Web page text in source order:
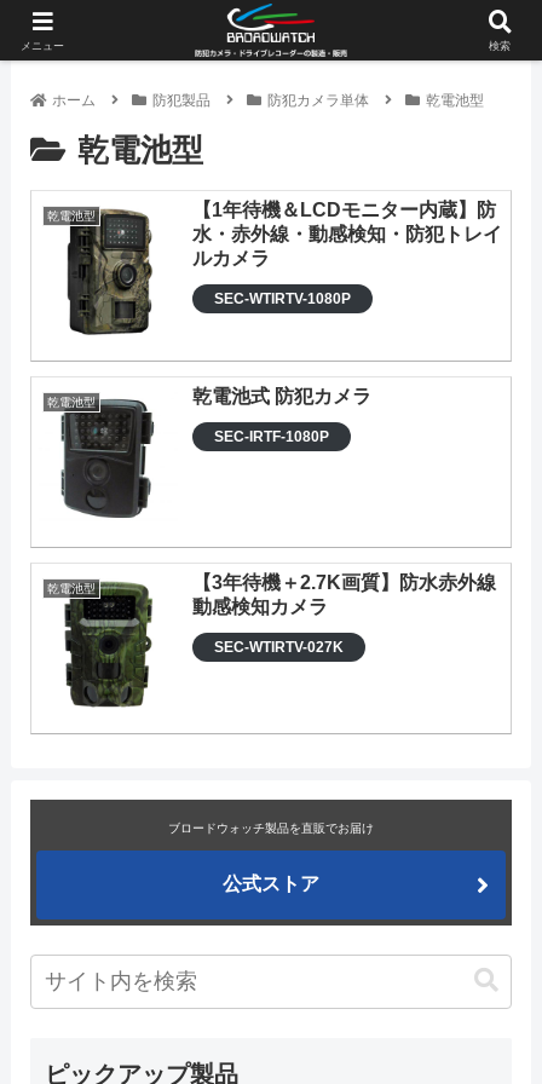
ホーム 防犯製品 防犯カメラ単体 乾電池型
乾電池型
乾電池型
【1年待機＆LCDモニター内蔵】防
水・赤外線・動感検知・防犯トレイ
ルカメラ
SEC-WTIRTV-1080P
乾電池型 乾電池式 防犯カメラ
SEC-IRTF-1080P
乾電池型
【3年待機＋2.7K画質】防水赤外線
動感検知カメラ
SEC-WTIRTV-027K
ブロードウォッチ製品を直販でお届け
公式ストア
ピックアップ製品
メニュー 検索